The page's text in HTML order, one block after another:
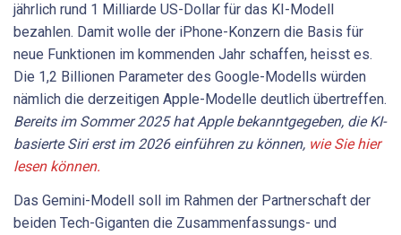
jährlich rund 1 Milliarde US-Dollar für das KI-Modell
bezahlen. Damit wolle der iPhone-Konzern die Basis für
neue Funktionen im kommenden Jahr schaffen, heisst es.
Die 1,2 Billionen Parameter des Google-Modells würden
nämlich die derzeitigen Apple-Modelle deutlich übertreffen.
Bereits im Sommer 2025 hat Apple bekanntgegeben, die KI-
basierte Siri erst im 2026 einführen zu können, wie Sie hier
lesen können.
Das Gemini-Modell soll im Rahmen der Partnerschaft der
beiden Tech-Giganten die Zusammenfassungs- und